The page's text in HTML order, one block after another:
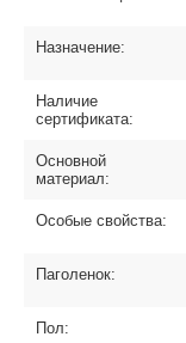
Назначение:
Наличие
сертификата:
Основной
материал:
Особые свойства:
Паголенок:
Пол: